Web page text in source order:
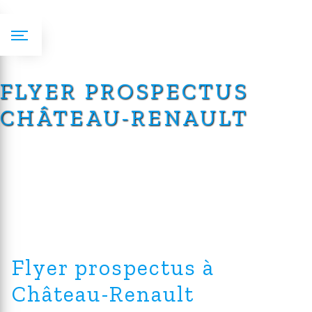
FLYER PROSPECTUS
CHÂTEAU-RENAULT
Flyer prospectus à
Château-Renault